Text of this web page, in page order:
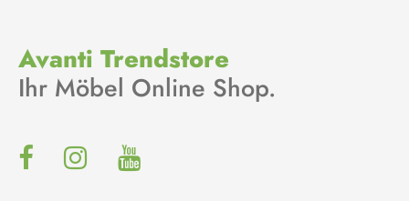
Avanti Trendstore
Ihr Möbel Online Shop.